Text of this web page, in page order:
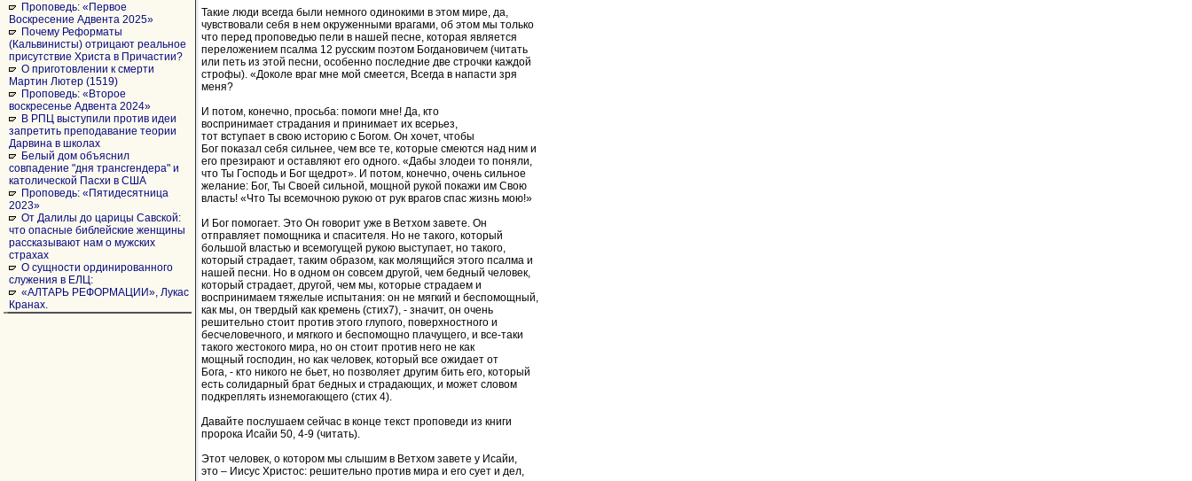
Проповедь: «Первое
Воскресение Адвента 2025»
Почему Реформаты
(Кальвинисты) отрицают реальное
присутствие Христа в Причастии?
О приготовлении к смерти
Мартин Лютер (1519)
Проповедь: «Второе
воскресенье Адвента 2024»
В РПЦ выступили против идеи
запретить преподавание теории
Дарвина в школах
Белый дом объяснил
совпадение "дня трансгендера" и
католической Пасхи в США
Проповедь: «Пятидесятница
2023»
От Далилы до царицы Савской:
что опасные библейские женщины
рассказывают нам о мужских
страхах
О сущности ординированного
служения в ЕЛЦ:
«АЛТАРЬ РЕФОРМАЦИИ», Лукас
Кранах.
Такие люди всегда были немного одинокими в этом мире, да,
чувствовали себя в нем окруженными врагами, об этом мы только
что перед проповедью пели в нашей песне, которая является
переложением псалма 12 русским поэтом Богдановичем (читать
или петь из этой песни, особенно последние две строчки каждой
строфы). «Доколе враг мне мой смеется, Всегда в напасти зря
меня?
И потом, конечно, просьба: помоги мне! Да, кто
воспринимает страдания и принимает их всерьез,
тот вступает в свою историю с Богом. Он хочет, чтобы
Бог показал себя сильнее, чем все те, которые смеются над ним и
его презирают и оставляют его одного. «Дабы злодеи то поняли,
что Ты Господь и Бог щедрот». И потом, конечно, очень сильное
желание: Бог, Ты Своей сильной, мощной рукой покажи им Свою
власть! «Что Ты всемочною рукою от рук врагов спас жизнь мою!»
И Бог помогает. Это Он говорит уже в Ветхом завете. Он
отправляет помощника и спасителя. Но не такого, который
большой властью и всемогущей рукою выступает, но такого,
который страдает, таким образом, как молящийся этого псалма и
нашей песни. Но в одном он совсем другой, чем бедный человек,
который страдает, другой, чем мы, которые страдаем и
воспринимаем тяжелые испытания: он не мягкий и беспомощный,
как мы, он твердый как кремень (стих7), - значит, он очень
решительно стоит против этого глупого, поверхностного и
бесчеловечного, и мягкого и беспомощно плачущего, и все-таки
такого жестокого мира, но он стоит против него не как
мощный господин, но как человек, который все ожидает от
Бога, - кто никого не бьет, но позволяет другим бить его, который
есть солидарный брат бедных и страдающих, и может словом
подкреплять изнемогающего (стих 4).
Давайте послушаем сейчас в конце текст проповеди из книги
пророка Исайи 50, 4-9 (читать).
Этот человек, о котором мы слышим в Ветхом завете у Исайи,
это – Иисус Христос: решительно против мира и его сует и дел,